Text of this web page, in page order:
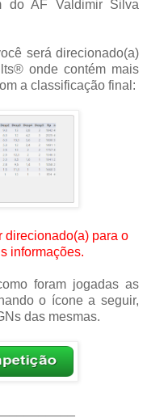
do AF Valdimir Silva
será direcionado(a)
onde contém mais
a classificação final:
direcionado(a) para o
informações.
foram jogadas as
o ícone a seguir,
das mesmas.